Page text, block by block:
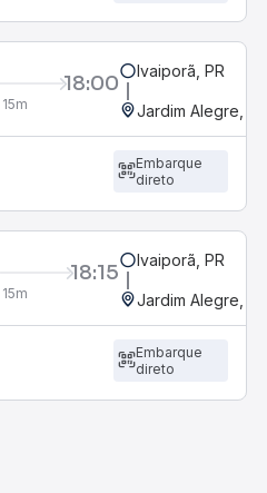
18:00
15m
Ivaiporã, PR
Jardim Alegre, PR
Embarque
direto
18:15
15m
Ivaiporã, PR
Jardim Alegre, PR
Embarque
direto